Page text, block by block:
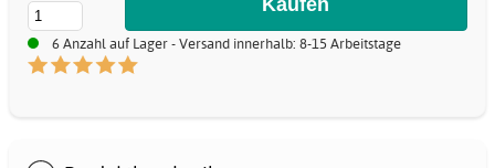
6 Anzahl auf Lager - Versand innerhalb: 8-15 Arbeitstage